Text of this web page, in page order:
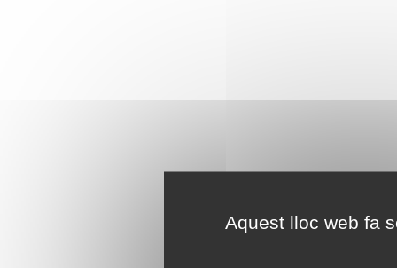
Aquest lloc web fa